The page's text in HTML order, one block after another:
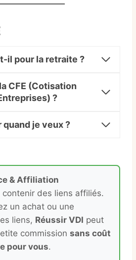
il pour la retraite ?
CFE (Cotisation
?
je veux ?
& Affiliation
des liens affiliés.
un achat ou une
liens, Réussir VDI peut
commission sans coût
pour vous.